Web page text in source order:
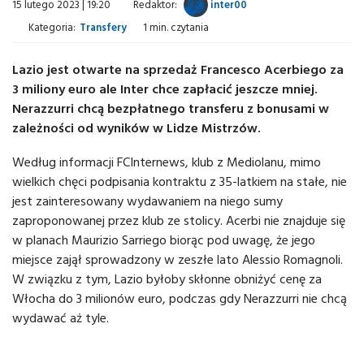
15 lutego 2023 | 19:20 Redaktor:
inter00
Kategoria: Transfery 1 min. czytania
Lazio jest otwarte na sprzedaż Francesco Acerbiego za
3 miliony euro ale Inter chce zapłacić jeszcze mniej.
Nerazzurri chcą bezpłatnego transferu z bonusami w
zależności od wyników w Lidze Mistrzów.
Według informacji FCInternews, klub z Mediolanu, mimo
wielkich chęci podpisania kontraktu z 35-latkiem na stałe, nie
jest zainteresowany wydawaniem na niego sumy
zaproponowanej przez klub ze stolicy. Acerbi nie znajduje się
w planach Maurizio Sarriego biorąc pod uwagę, że jego
miejsce zajął sprowadzony w zeszłe lato Alessio Romagnoli.
W związku z tym, Lazio byłoby skłonne obniżyć cenę za
Włocha do 3 milionów euro, podczas gdy Nerazzurri nie chcą
wydawać aż tyle.